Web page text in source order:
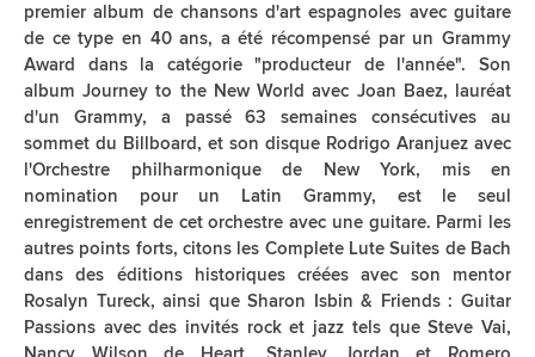
premier album de chansons d'art espagnoles avec guitare
de ce type en 40 ans, a été récompensé par un Grammy
Award dans la catégorie "producteur de l'année". Son
album Journey to the New World avec Joan Baez, lauréat
d'un Grammy, a passé 63 semaines consécutives au
sommet du Billboard, et son disque Rodrigo Aranjuez avec
l'Orchestre philharmonique de New York, mis en
nomination pour un Latin Grammy, est le seul
enregistrement de cet orchestre avec une guitare. Parmi les
autres points forts, citons les Complete Lute Suites de Bach
dans des éditions historiques créées avec son mentor
Rosalyn Tureck, ainsi que Sharon Isbin & Friends : Guitar
Passions avec des invités rock et jazz tels que Steve Vai,